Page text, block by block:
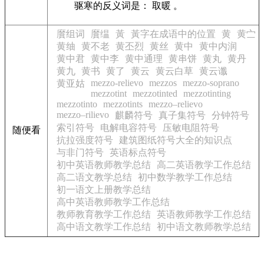
驱寒的反义词是： 取暖 。
随便看
黂组词 黂缊 黃 黃字在成语中的位置 黄 黄㝉
黄䌷
黄不老 黄丕烈 黄丝 黄中
黄中内润
黄中君
黄中李 黄中通理 黄串饼 黄丸 黄丹
黄九 黄书 黄了 黄云 黄云白草
黄云谶
黄亚姑 mezzo-relievo mezzos mezzo-soprano
mezzotint mezzotinted
mezzotinting
mezzotinto mezzotints mezzo–relievo
mezzo–rilievo
麒麟符号 真子集符号 分钟符号
索引符号
电解电容符号
压敏电阻符号
抗拉强度符号
建筑图纸符号大全的知识点
与非门符号 英语标点符号
初中英语教师教学总结
高二英语教学工作总结
高二语文教学总结 初中数学教学工作总结
初一语文上册教学总结
高中英语教师教学工作总结
教师教育教学工作总结 英语教师教学工作总结
高中语文教学工作总结 初中语文教师教学总结